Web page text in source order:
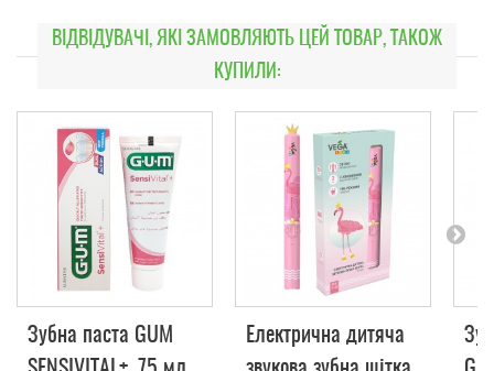
ВІДВІДУВАЧІ, ЯКІ ЗАМОВЛЯЮТЬ ЦЕЙ ТОВАР, ТАКОЖ
КУПИЛИ:
Зубна паста GUM
Електрична дитяча